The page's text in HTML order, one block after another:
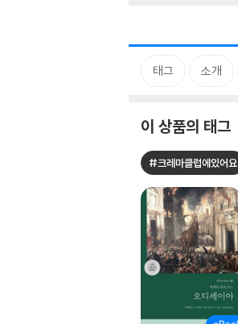
태그 소개
이 상품의 태그
#크레마클럽에있어요